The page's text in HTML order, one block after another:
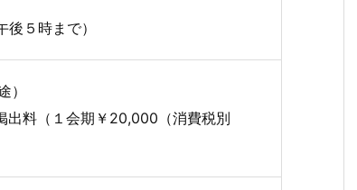
５時まで）
）
出料（１会期￥20,000（消費税別